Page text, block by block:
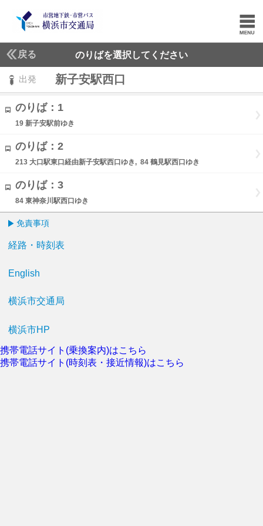
戻る のりばを選択してください
出発 新子安駅西口
のりば：1
19 新子安駅前ゆき
のりば：2
213 大口駅東口経由新子安駅西口ゆき, 84 鶴見駅西口ゆき
のりば：3
84 東神奈川駅西口ゆき
免責事項
経路・時刻表
English
横浜市交通局
横浜市HP
携帯電話サイト(乗換案内)はこちら
携帯電話サイト(時刻表・接近情報)はこちら